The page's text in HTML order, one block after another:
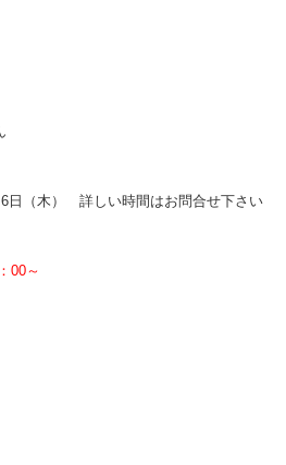
日（木） 詳しい時間はお問合せ下さい
00～